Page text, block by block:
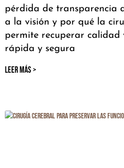
pérdida de transparencia
a la visión y por qué la
permite recuperar calidad
rápida y segura
LEER MÁS >